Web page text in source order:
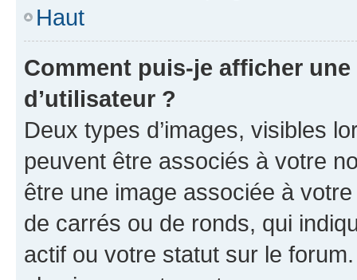
Haut
Comment puis-je afficher
d’utilisateur ?
Deux types d’images, visibles
peuvent être associés à votre
être une image associée à
de carrés ou de ronds, qui
actif ou votre statut sur le